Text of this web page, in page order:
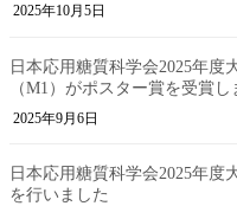
2025年10月5日
日本応用糖質科学会2025年度
（M1）がポスター賞を受賞し
2025年9月6日
日本応用糖質科学会2025年度
を行いました